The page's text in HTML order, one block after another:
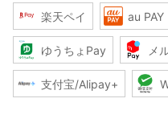
楽天ペイ au PAY
ゆうちょPay メ
支付宝/Alipay+